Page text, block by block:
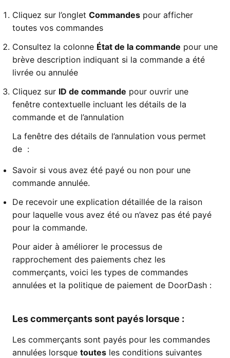
Cliquez sur l’onglet Commandes pour afficher
toutes vos commandes
Consultez la colonne État de la commande pour une
brève description indiquant si la commande a été
livrée ou annulée
Cliquez sur ID de commande pour ouvrir une
fenêtre contextuelle incluant les détails de la
commande et de l’annulation
La fenêtre des détails de l’annulation vous permet
de :
Savoir si vous avez été payé ou non pour une
commande annulée.
De recevoir une explication détaillée de la raison
pour laquelle vous avez été ou n’avez pas été payé
pour la commande.
Pour aider à améliorer le processus de
rapprochement des paiements chez les
commerçants, voici les types de commandes
annulées et la politique de paiement de DoorDash :
Les commerçants sont payés lorsque :
Les commerçants sont payés pour les commandes
annulées lorsque toutes les conditions suivantes